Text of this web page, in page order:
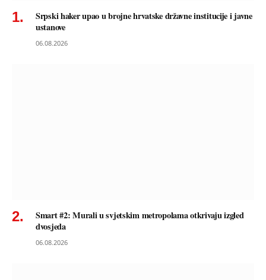
Srpski haker upao u brojne hrvatske državne institucije i javne
ustanove
06.08.2026
Smart #2: Murali u svjetskim metropolama otkrivaju izgled
dvosjeda
06.08.2026